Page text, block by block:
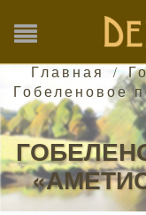
Главная /
Гобеленовое